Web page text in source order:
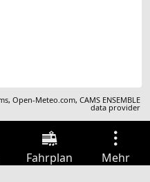
,Open-Meteo.com,CAMS ENSEMBLE
data provider
Fahrplan Mehr